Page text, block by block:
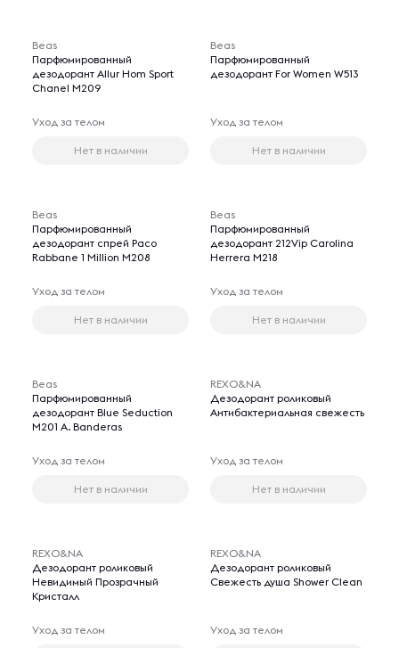
Beas
Парфюмированный
дезодорант Allur Hom Sport
Chanel M209
Уход за телом
Нет в наличии
Beas
Парфюмированный
дезодорант For Women W513
Уход за телом
Нет в наличии
Beas
Парфюмированный
дезодорант спрей Paco
Rabbane 1 Million M208
Уход за телом
Нет в наличии
Beas
Парфюмированный
дезодорант 212Vip Carolina
Herrera M218
Уход за телом
Нет в наличии
Beas
Парфюмированный
дезодорант Blue Seduction
M201 A. Banderas
Уход за телом
Нет в наличии
REXO&NA
Дезодорант роликовый
Антибактериальная свежесть
Уход за телом
Нет в наличии
REXO&NA
Дезодорант роликовый
Невидимый Прозрачный
Кристалл
Уход за телом
REXO&NA
Дезодорант роликовый
Свежесть душа Shower Clean
Уход за телом